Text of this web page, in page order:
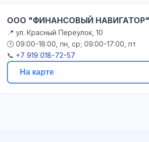
ООО "ФИНАНСОВЫЙ НАВИГАТОР"
📍 ул. Красный Переулок, 10
🕒 09:00-18:00, пн, ср; 09:00-17:00, пт
📞 +7 919 018-72-57
На карте